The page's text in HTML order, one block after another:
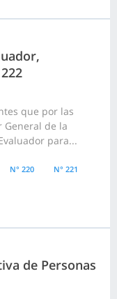
que por las
General de la
para...
N° 220 N° 221
de Personas